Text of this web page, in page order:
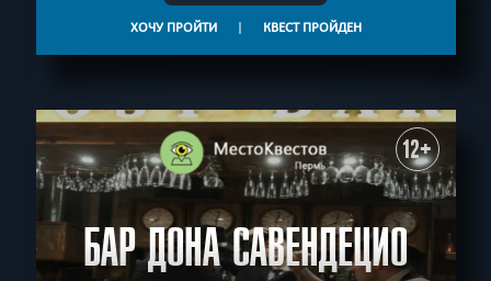
ХОЧУ ПРОЙТИ | КВЕСТ ПРОЙДЕН
12+
БАР ДОНА САВЕНДЕЦИО